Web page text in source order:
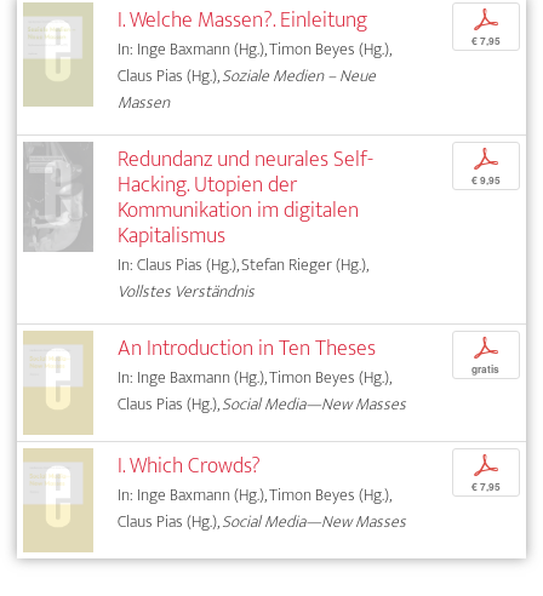
I. Welche Massen?. Einleitung
In: Inge Baxmann (Hg.), Timon Beyes (Hg.),
Claus Pias (Hg.),Soziale Medien – Neue
Massen
p
€ 7,95
Redundanz und neurales Self-
Hacking. Utopien der
Kommunikation im digitalen
Kapitalismus
In: Claus Pias (Hg.), Stefan Rieger (Hg.),
Vollstes Verständnis
p
€ 9,95
An Introduction in Ten Theses
In: Inge Baxmann (Hg.), Timon Beyes (Hg.),
Claus Pias (Hg.),Social Media—New Masses
p
gratis
I. Which Crowds?
In: Inge Baxmann (Hg.), Timon Beyes (Hg.),
Claus Pias (Hg.),Social Media—New Masses
p
€ 7,95